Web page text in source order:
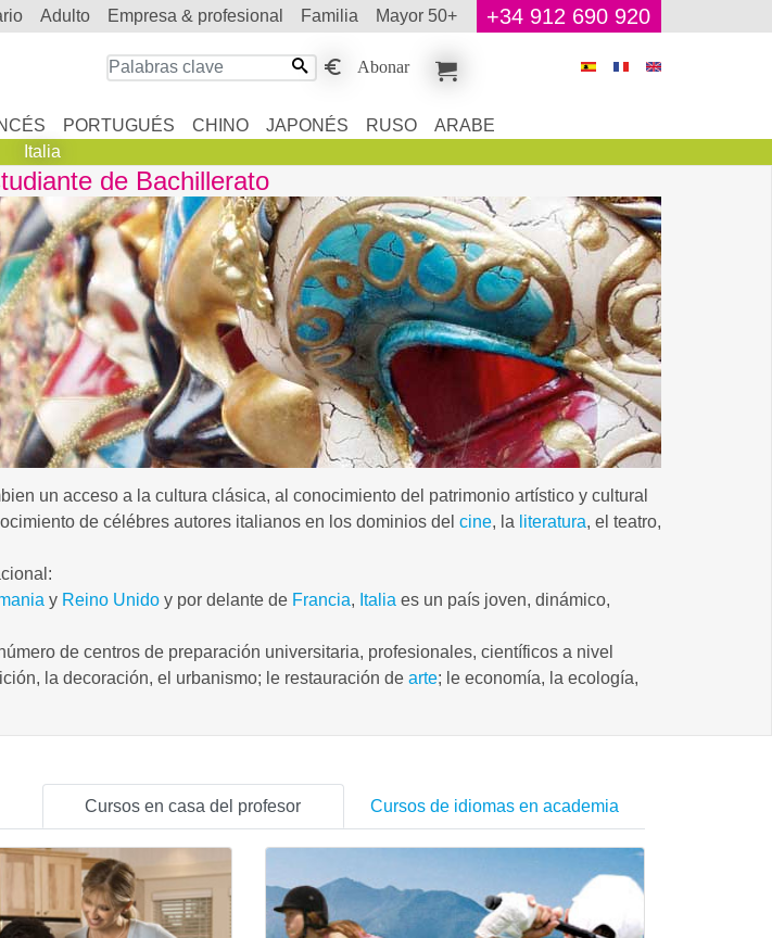
adulto empresa & profesional familia mayor 50+ +34 912 690 920
Abonar
PORTUGUÉS CHINO JAPONÉS RUSO
ARABE
Italia
de Bachillerato
un acceso a la cultura clásica, al conocimiento del patrimonio artístico y cultural
de célébres autores italianos en los dominios del cine, la literatura, el teatro,
y Reino Unido y por delante de Francia, Italia es un país joven, dinámico,
de centros de preparación universitaria, profesionales, científicos a nivel
la decoración, el urbanismo; le restauración de arte; le economía, la ecología,
Cursos en casa del profesor Cursos de idiomas en academia